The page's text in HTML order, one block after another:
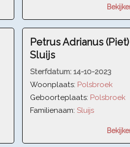
Petrus Adrianus (Piet)
Sluijs
Sterfdatum: 14-10-2023
Woonplaats: Polsbroek
Geboorteplaats: Polsbroek
Familienaam: Sluijs